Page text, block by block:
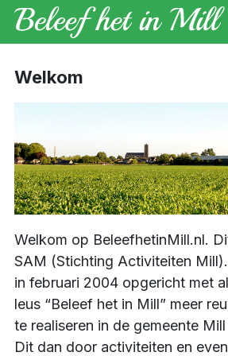
Welkom
Welkom op BeleefhetinMill.nl.
SAM (Stichting Activiteiten
in februari 2004 opgericht met
leus “Beleef het in Mill” meer
te realiseren in de gemeente
Dit dan door activiteiten en